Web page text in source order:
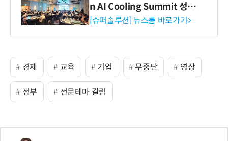
n AI Cooling Summit 성황
리 성료
[슈퍼솔루션] 뉴스룸 바로가기>
경제 교육 기업 무중단 영상
정부 전문테마 칼럼